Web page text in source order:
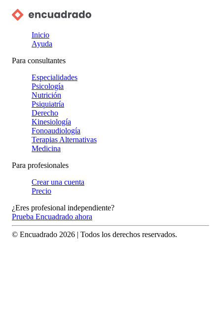
Inicio
Ayuda
Para consultantes
Especialidades
Psicología
Nutrición
Psiquiatría
Derecho
Kinesiología
Fonoaudiología
Terapias Alternativas
Medicina
Para profesionales
Crear una cuenta
Precio
¿Eres profesional independiente?
Prueba Encuadrado ahora
© Encuadrado 2026 | Todos los derechos reservados.